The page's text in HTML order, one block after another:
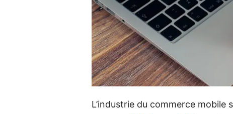
L’industrie du commerce